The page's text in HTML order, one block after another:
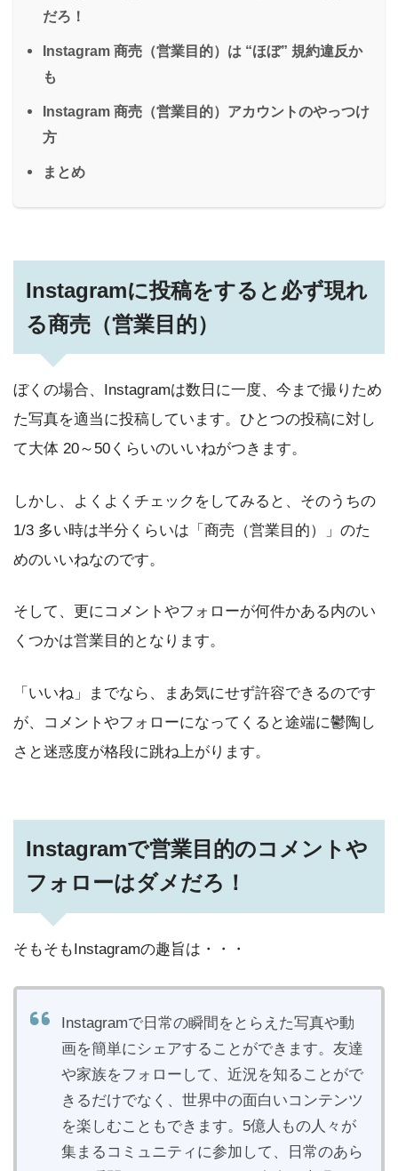
だろ！
Instagram 商売（営業目的）は “ほぼ” 規約違反か
も
Instagram 商売（営業目的）アカウントのやっつけ
方
まとめ
Instagramに投稿をすると必ず現れ
る商売（営業目的）
ぼくの場合、Instagramは数日に一度、今まで撮りため
た写真を適当に投稿しています。ひとつの投稿に対し
て大体 20～50くらいのいいねがつきます。
しかし、よくよくチェックをしてみると、そのうちの
1/3 多い時は半分くらいは「商売（営業目的）」のた
めのいいねなのです。
そして、更にコメントやフォローが何件かある内のい
くつかは営業目的となります。
「いいね」までなら、まあ気にせず許容できるのです
が、コメントやフォローになってくると途端に鬱陶し
さと迷惑度が格段に跳ね上がります。
Instagramで営業目的のコメントや
フォローはダメだろ！
そもそもInstagramの趣旨は・・・
Instagramで日常の瞬間をとらえた写真や動
画を簡単にシェアすることができます。友達
や家族をフォローして、近況を知ることがで
きるだけでなく、世界中の面白いコンテンツ
を楽しむこともできます。5億人もの人々が
集まるコミュニティに参加して、日常のあら